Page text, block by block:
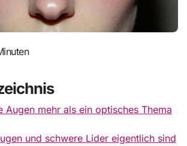
Augen mehr als ein optisches Thema
und schwere Lider eigentlich sind